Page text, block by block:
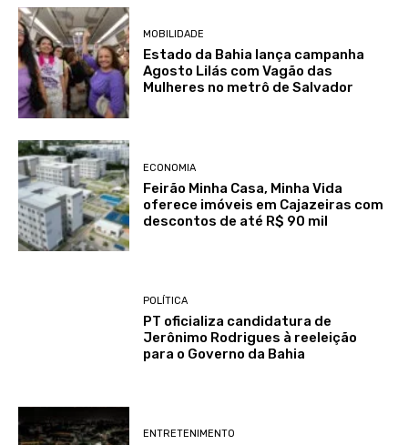
MOBILIDADE
Estado da Bahia lança campanha
Agosto Lilás com Vagão das
Mulheres no metrô de Salvador
ECONOMIA
Feirão Minha Casa, Minha Vida
oferece imóveis em Cajazeiras com
descontos de até R$ 90 mil
POLÍTICA
PT oficializa candidatura de
Jerônimo Rodrigues à reeleição
para o Governo da Bahia
ENTRETENIMENTO